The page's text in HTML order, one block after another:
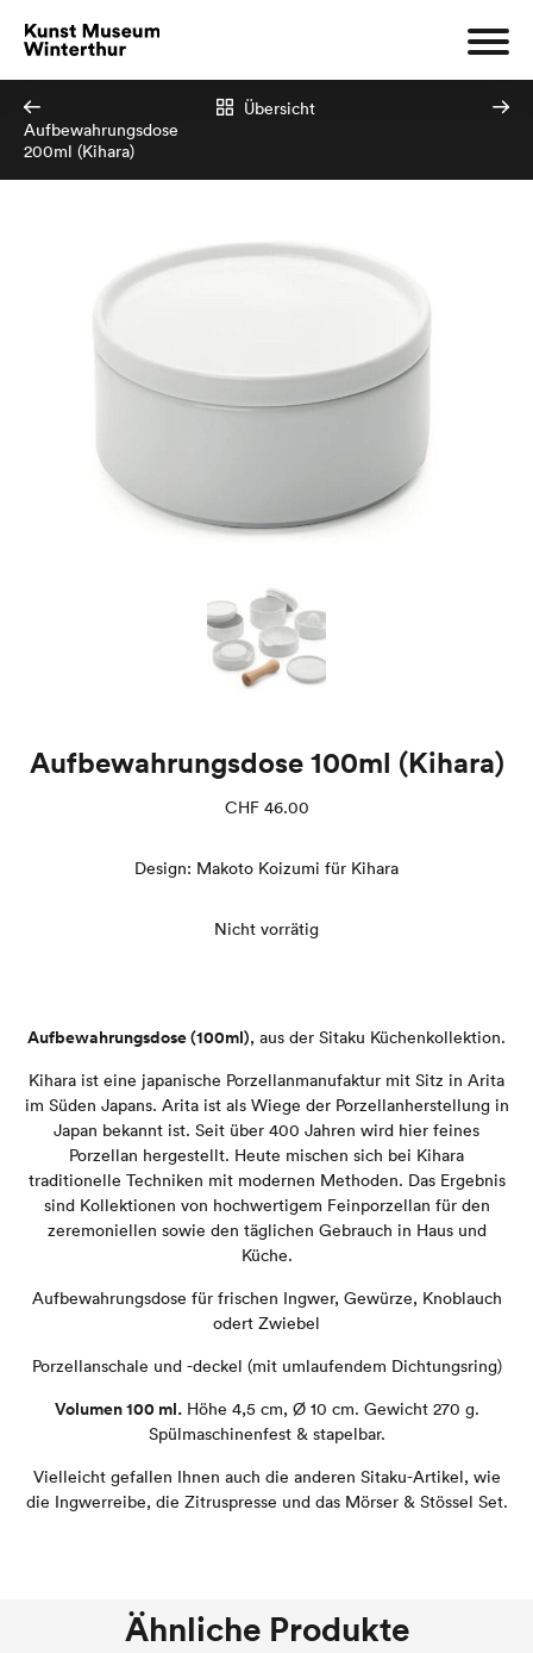
Aufbewahrungsdose
200ml (Kihara)
Übersicht
Aufbewahrungsdose 100ml (Kihara)
CHF46.00
Design: Makoto Koizumi für Kihara
Nicht vorrätig
Aufbewahrungsdose (100ml), aus der Sitaku Küchenkollektion.
Kihara ist eine japanische Porzellanmanufaktur mit Sitz in Arita
im Süden Japans. Arita ist als Wiege der Porzellanherstellung in
Japan bekannt ist. Seit über 400 Jahren wird hier feines
Porzellan hergestellt. Heute mischen sich bei Kihara
traditionelle Techniken mit modernen Methoden. Das Ergebnis
sind Kollektionen von hochwertigem Feinporzellan für den
zeremoniellen sowie den täglichen Gebrauch in Haus und
Küche.
Aufbewahrungsdose für frischen Ingwer, Gewürze, Knoblauch
odert Zwiebel
Porzellanschale und -deckel (mit umlaufendem Dichtungsring)
Volumen 100 ml.Höhe 4,5 cm, Ø 10 cm. Gewicht 270 g.
Spülmaschinenfest & stapelbar.
Vielleicht gefallen Ihnen auch die anderen Sitaku-Artikel, wie
die Ingwerreibe, die Zitruspresse und das Mörser & Stössel Set.
Ähnliche Produkte